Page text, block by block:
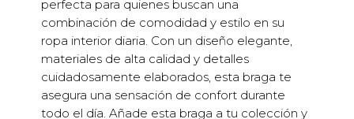
perfecta para quienes buscan una
combinación de comodidad y estilo en su
ropa interior diaria. Con un diseño elegante,
materiales de alta calidad y detalles
cuidadosamente elaborados, esta braga te
asegura una sensación de confort durante
todo el día. Añade esta braga a tu colección y